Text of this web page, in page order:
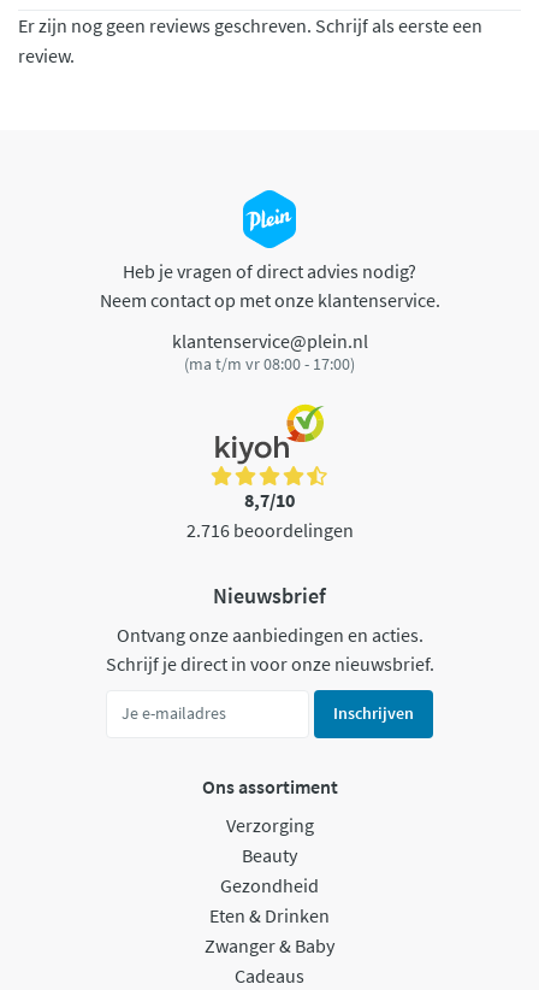
Er zijn nog geen reviews geschreven. Schrijf als eerste een
review.
Heb je vragen of direct advies nodig?
Neem contact op met onze klantenservice.
klantenservice@plein.nl
(ma t/m vr 08:00 - 17:00)
8,7/10
2.716 beoordelingen
Nieuwsbrief
Ontvang onze aanbiedingen en acties.
Schrijf je direct in voor onze nieuwsbrief.
Inschrijven
Ons assortiment
Verzorging
Beauty
Gezondheid
Eten & Drinken
Zwanger & Baby
Cadeaus